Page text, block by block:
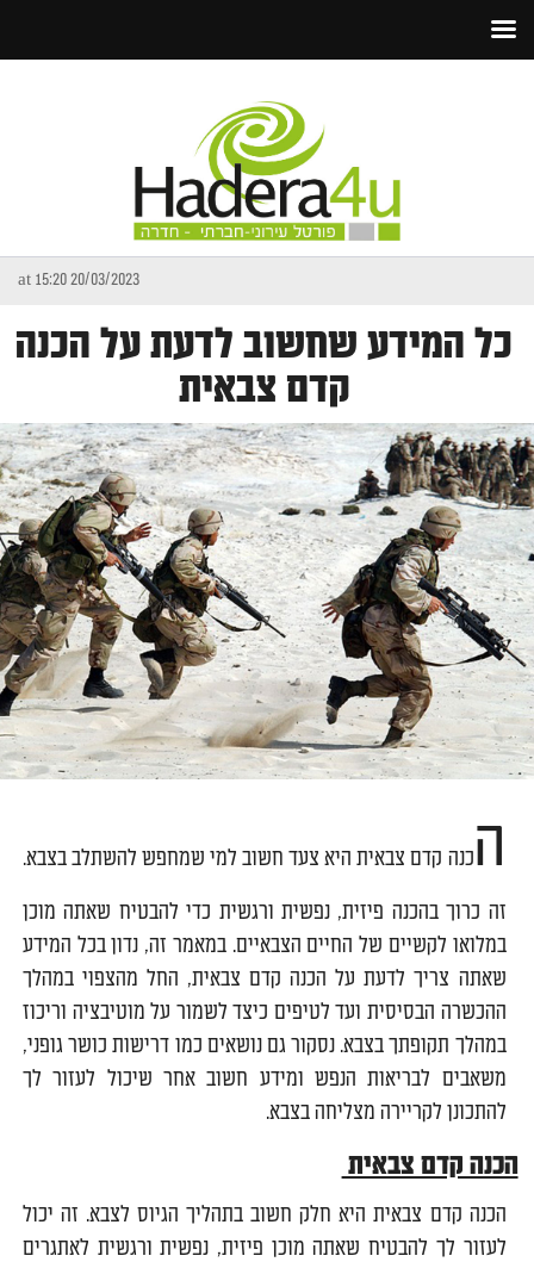
20/03/2023 at 15:20
כל המידע שחשוב לדעת על הכנה
קדם צבאית
הכנה קדם צבאית היא צעד חשוב למי שמחפש להשתלב בצבא.
זה כרוך בהכנה פיזית, נפשית ורגשית כדי להבטיח שאתה מוכן
במלואו לקשיים של החיים הצבאיים. במאמר זה, נדון בכל המידע
שאתה צריך לדעת על הכנה קדם צבאית, החל מהצפוי במהלך
ההכשרה הבסיסית ועד לטיפים כיצד לשמור על מוטיבציה וריכוז
במהלך תקופתך בצבא. נסקור גם נושאים כמו דרישות כושר גופני,
משאבים לבריאות הנפש ומידע חשוב אחר שיכול לעזור לך
להתכונן לקריירה מצליחה בצבא.
הכנה קדם צבאית
הכנה קדם צבאית היא חלק חשוב בתהליך הגיוס לצבא. זה יכול
לעזור לך להבטיח שאתה מוכן פיזית, נפשית ורגשית לאתגרים